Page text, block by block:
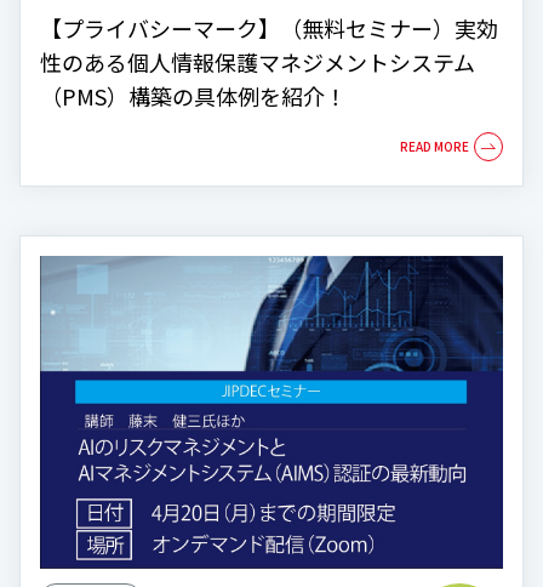
【プライバシーマーク】（無料セミナー）実効
性のある個人情報保護マネジメントシステム
（PMS）構築の具体例を紹介！